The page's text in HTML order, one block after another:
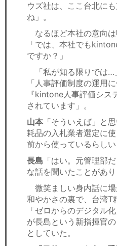
ウズ社は、ここ台北に
ね」。
なるほど本社の意向は
「では、本社でも
ですか？」
「私が知る限りでは…
「人事評価制度の運用
『kintone人事評価シス
されています」。
山本 「そういえば」と
耗品の入札業者選定に
前から使っているらしい
長島 「はい。元管理部
な話を聞いたことがあり
微笑ましい身内話に
和やかさの裏で、台湾T
「ゼロからのデジタル
が長島という新指揮官
としていた。